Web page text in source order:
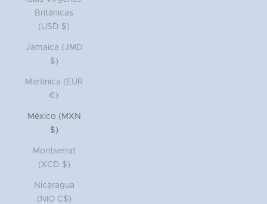
Británicas
(USD $)
Jamaica (JMD
$)
Martinica (EUR
€)
México (MXN
$)
Montserrat
(XCD $)
Nicaragua
(NIO C$)